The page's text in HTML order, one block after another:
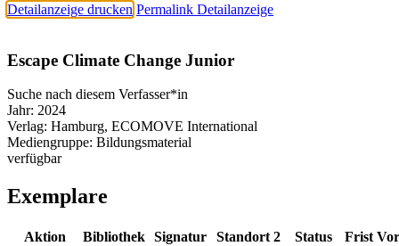
Detailanzeige drucken Permalink Detailanzeige
Escape Climate Change Junior
Suche nach diesem Verfasser*in
Jahr: 2024
Verlag: Hamburg, ECOMOVE International
Mediengruppe: Bildungsmaterial
verfügbar
Exemplare
Aktion Bibliothek Signatur Standort 2 Status Frist